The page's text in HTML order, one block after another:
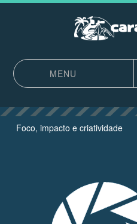
MENU
Foco, impacto e criatividade